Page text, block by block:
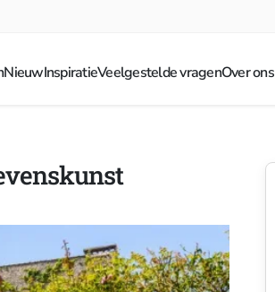
NieuwInspiratieVeelgestelde vragenOver ons